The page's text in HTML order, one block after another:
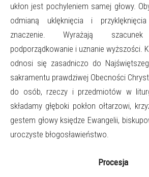
ukłon jest pochyleniem samej głowy.
odmianą uklęknięcia i
znaczenie. Wyrażają
podporządkowanie i uznanie wyższości.
odnosi się zasadniczo do
sakramentu prawdziwej Obecności
do osób, rzeczy i przedmiotów w
składamy głęboki pokłon ołtarzowi,
gestem głowy księdze Ewangelii,
uroczyste błogosławieństwo.
Procesja